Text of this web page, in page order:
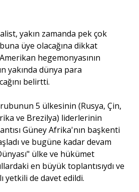
Ekonomi
Dünya
Yorum - Analiz
Söyleşi
Yazı Dizisi
yakın zamanda pek çok
üye olacağına dikkat
hegemonyasının
yakında dünya para
belirtti.
5 ülkesinin (Rusya, Çin,
ve Brezilya) liderlerinin
Güney Afrika'nın başkenti
ve bugüne kadar devam
ülke ve hükümet
en büyük toplantısıydı ve
yetkili de davet edildi.